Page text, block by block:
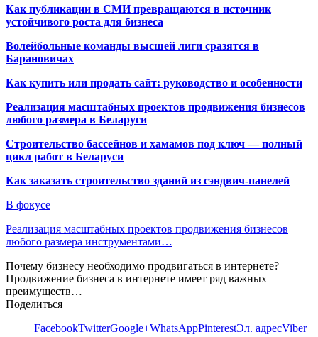
Как публикации в СМИ превращаются в источник
устойчивого роста для бизнеса
Волейбольные команды высшей лиги сразятся в
Барановичах
Как купить или продать сайт: руководство и особенности
Реализация масштабных проектов продвижения бизнесов
любого размера в Беларуси
Строительство бассейнов и хамамов под ключ — полный
цикл работ в Беларуси
Как заказать строительство зданий из сэндвич-панелей
В фокусе
Реализация масштабных проектов продвижения бизнесов
любого размера инструментами…
Почему бизнесу необходимо продвигаться в интернете?
Продвижение бизнеса в интернете имеет ряд важных
преимуществ…
Поделиться
FacebookTwitterGoogle+WhatsAppPinterestЭл. адресViber